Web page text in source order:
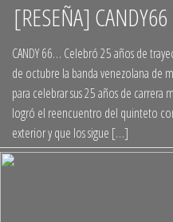
[RESEÑA]
CANDY 66… Celebró 25 años de
de octubre la banda venezolana de
para celebrar sus 25 años de
logró el reencuentro del quinteto
exterior y que los sigue […]